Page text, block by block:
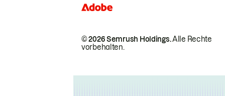
© 2026 Semrush Holdings.Alle Rechte
vorbehalten.